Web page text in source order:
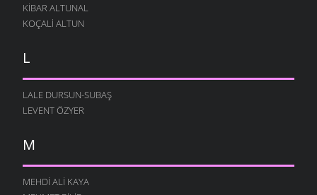
KIBAR ALTUNAL
KOÇALI ALTUN
L
LALE DURSUN-SUBAŞ
LEVENT ÖZYER
M
MEHDI ALI KAYA